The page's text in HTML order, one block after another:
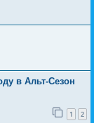
в Альт-Сезон
1 2